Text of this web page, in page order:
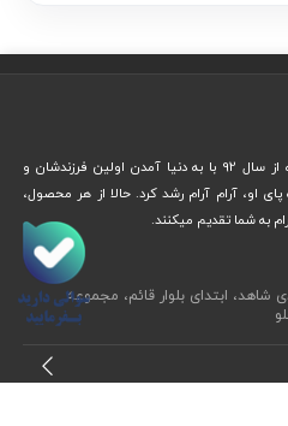
پرهلو یک کسب و کار خانوادگی ست که از سال 92 با به دنیا آمدن اولین فرزندشان و
او، آرام آرام رشد کرد. حالا از هر محصول،
به شما تقدیم میکنند.
شاهد، ابتدای بلوار قائم، مجموعه